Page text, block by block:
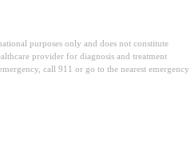
purposes only and does not constitute
provider for diagnosis and treatment
call 911 or go to the nearest emergency